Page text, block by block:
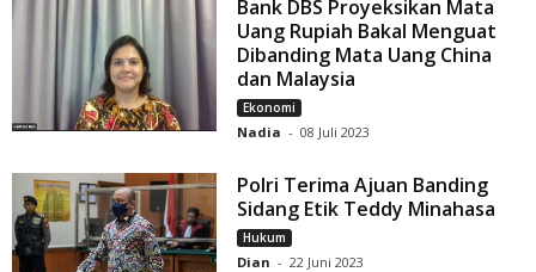
Bank DBS Proyeksikan Mata
Uang Rupiah Bakal Menguat
Dibanding Mata Uang China
dan Malaysia
Ekonomi
Nadia - 08 Juli 2023
Polri Terima Ajuan Banding
Sidang Etik Teddy Minahasa
Hukum
Dian - 22 Juni 2023